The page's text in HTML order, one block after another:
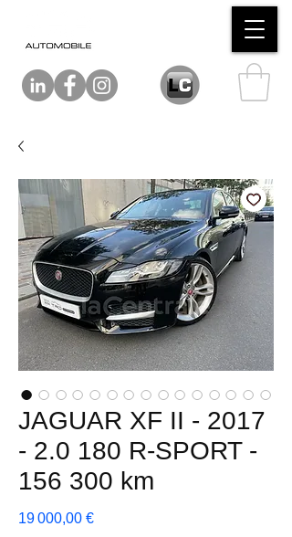
JAGUAR XF II - 2017
- 2.0 180 R-SPORT -
156 300 km
19 000,00 €Prix